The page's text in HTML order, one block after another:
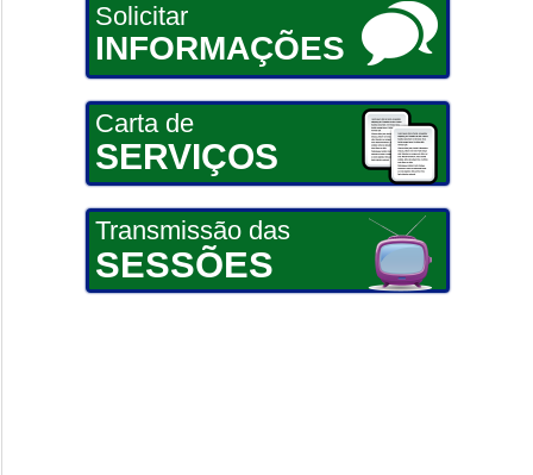
Solicitar
INFORMAÇÕES
Carta de
SERVIÇOS
Transmissão das
SESSÕES